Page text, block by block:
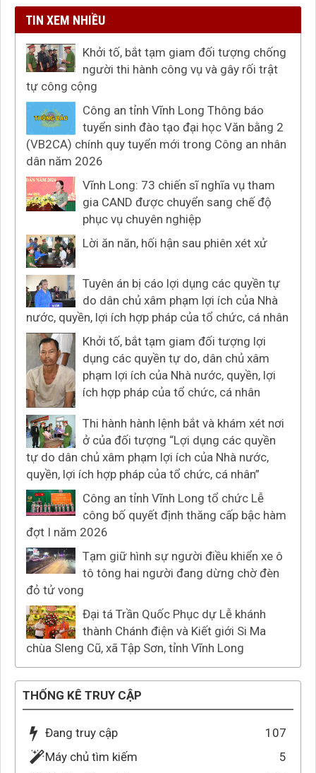
TIN XEM NHIỀU
Khởi tố, bắt tạm giam đối tượng chống
người thi hành công vụ và gây rối trật
tự công cộng
Công an tỉnh Vĩnh Long Thông báo
tuyển sinh đào tạo đại học Văn bằng 2
(VB2CA) chính quy tuyển mới trong Công an nhân
dân năm 2026
Vĩnh Long: 73 chiến sĩ nghĩa vụ tham
gia CAND được chuyển sang chế độ
phục vụ chuyên nghiệp
Lời ăn năn, hối hận sau phiên xét xử
Tuyên án bị cáo lợi dụng các quyền tự
do dân chủ xâm phạm lợi ích của Nhà
nước, quyền, lợi ích hợp pháp của tổ chức, cá nhân
Khởi tố, bắt tạm giam đối tượng lợi
dụng các quyền tự do, dân chủ xâm
phạm lợi ích của Nhà nước, quyền, lợi
ích hợp pháp của tổ chức, cá nhân
Thi hành hành lệnh bắt và khám xét nơi
ở của đối tượng “Lợi dụng các quyền
tự do dân chủ xâm phạm lợi ích của Nhà nước,
quyền, lợi ích hợp pháp của tổ chức, cá nhân”
Công an tỉnh Vĩnh Long tổ chức Lễ
công bố quyết định thăng cấp bậc hàm
đợt I năm 2026
Tạm giữ hình sự người điều khiển xe ô
tô tông hai người đang dừng chờ đèn
đỏ tử vong
Đại tá Trần Quốc Phục dự Lễ khánh
thành Chánh điện và Kiết giới Si Ma
chùa Sleng Cũ, xã Tập Sơn, tỉnh Vĩnh Long
THỐNG KÊ TRUY CẬP
Đang truy cập
107
Máy chủ tìm kiếm
5